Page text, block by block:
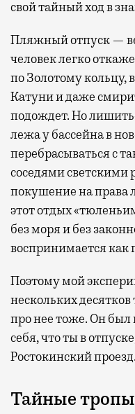
свой тайный ход в
Пляжный отпуск —
человек легко
по Золотому кольцу,
Катуни и даже
подождет. Но
лежа у бассейна в
перебрасываться с
соседями светскими
покушение на права
этот отдых
без моря и без
воспринимается как
Поэтому мой
нескольких
про нее тоже. Он был
себя, что ты в
Ростокинский проезд.
Тайные тропы